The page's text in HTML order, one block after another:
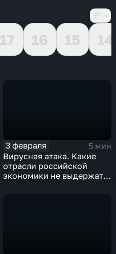
17 16 15
14
3 февраля
5 мин
Вирусная атака. Какие
отрасли российской
экономики не выдержат